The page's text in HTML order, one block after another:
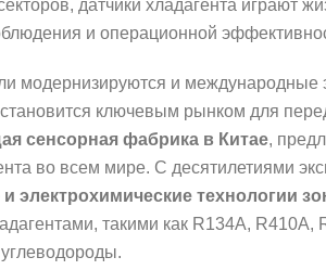
датчики хладагента играют
и операционной
модернизируются и
ключевым рынком для
сенсорная фабрика в Китае,
во всем мире. С десятилетиями
и электрохимические технологии
такими как R134A, R410A,